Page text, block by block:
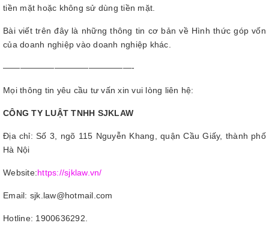
tiền mặt hoặc không sử dùng tiền mặt.
Bài viết trên đây là những thông tin cơ bản về Hình thức góp vốn
của doanh nghiệp vào doanh nghiệp khác.
———————————————-
Mọi thông tin yêu cầu tư vấn xin vui lòng liên hệ:
CÔNG TY LUẬT TNHH SJKLAW
Địa chỉ: Số 3, ngõ 115 Nguyễn Khang, quận Cầu Giấy, thành phố
Hà Nội
Website:https://sjklaw.vn/
Email: sjk.law@hotmail.com
Hotline: 1900636292.